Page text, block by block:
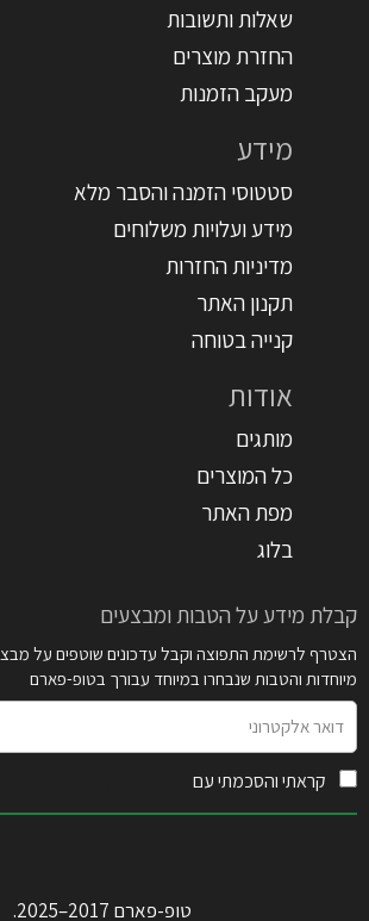
שאלות ותשובות
החזרת מוצרים
מעקב הזמנות
מידע
סטטוסי הזמנה והסבר מלא
מידע ועלויות משלוחים
מדיניות החזרות
תקנון האתר
קנייה בטוחה
אודות
מותגים
כל המוצרים
מפת האתר
בלוג
קבלת מידע על הטבות ומבצעים
הצטרף לרשימת התפוצה וקבל עדכונים שוטפים על
מיוחדות והטבות שנבחרו במיוחד עבורך בטופ-פארם
אלקטרוני
קראתי והסכמתי עם
טופ-פארם 2017–2025.